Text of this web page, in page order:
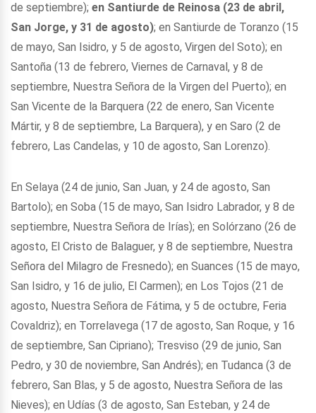
de septiembre); en Santiurde de Reinosa (23 de abril,
San Jorge, y 31 de agosto); en Santiurde de Toranzo (15
de mayo, San Isidro, y 5 de agosto, Virgen del Soto); en
Santoña (13 de febrero, Viernes de Carnaval, y 8 de
septiembre, Nuestra Señora de la Virgen del Puerto); en
San Vicente de la Barquera (22 de enero, San Vicente
Mártir, y 8 de septiembre, La Barquera), y en Saro (2 de
febrero, Las Candelas, y 10 de agosto, San Lorenzo).
En Selaya (24 de junio, San Juan, y 24 de agosto, San
Bartolo); en Soba (15 de mayo, San Isidro Labrador, y 8 de
septiembre, Nuestra Señora de Irías); en Solórzano (26 de
agosto, El Cristo de Balaguer, y 8 de septiembre, Nuestra
Señora del Milagro de Fresnedo); en Suances (15 de mayo,
San Isidro, y 16 de julio, El Carmen); en Los Tojos (21 de
agosto, Nuestra Señora de Fátima, y 5 de octubre, Feria
Covaldriz); en Torrelavega (17 de agosto, San Roque, y 16
de septiembre, San Cipriano); Tresviso (29 de junio, San
Pedro, y 30 de noviembre, San Andrés); en Tudanca (3 de
febrero, San Blas, y 5 de agosto, Nuestra Señora de las
Nieves); en Udías (3 de agosto, San Esteban, y 24 de